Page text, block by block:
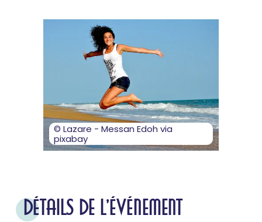
© Lazare - Messan Edoh via
pixabay
DÉTAILS DE L'ÉVÉNEMENT